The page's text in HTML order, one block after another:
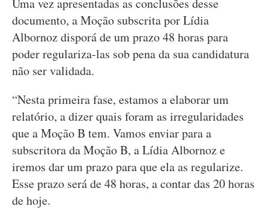
Uma vez apresentadas as conclusões desse
documento, a Moção subscrita por Lídia
Albornoz disporá de um prazo 48 horas para
poder regulariza-las sob pena da sua candidatura
não ser validada.
“Nesta primeira fase, estamos a elaborar um
relatório, a dizer quais foram as irregularidades
que a Moção B tem. Vamos enviar para a
subscritora da Moção B, a Lídia Albornoz e
iremos dar um prazo para que ela as regularize.
Esse prazo será de 48 horas, a contar das 20 horas
de hoje.